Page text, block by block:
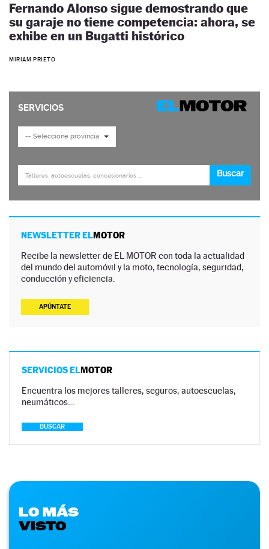
Fernando Alonso sigue demostrando que
su garaje no tiene competencia: ahora, se
exhibe en un Bugatti histórico
MIRIAM PRIETO
NEWSLETTER ELMOTOR
Recibe la newsletter de EL MOTOR con toda la actualidad
del mundo del automóvil y la moto, tecnología, seguridad,
conducción y eficiencia.
APÚNTATE
SERVICIOS ELMOTOR
Encuentra los mejores talleres, seguros, autoescuelas,
neumáticos…
BUSCAR
LO MÁS
VISTO